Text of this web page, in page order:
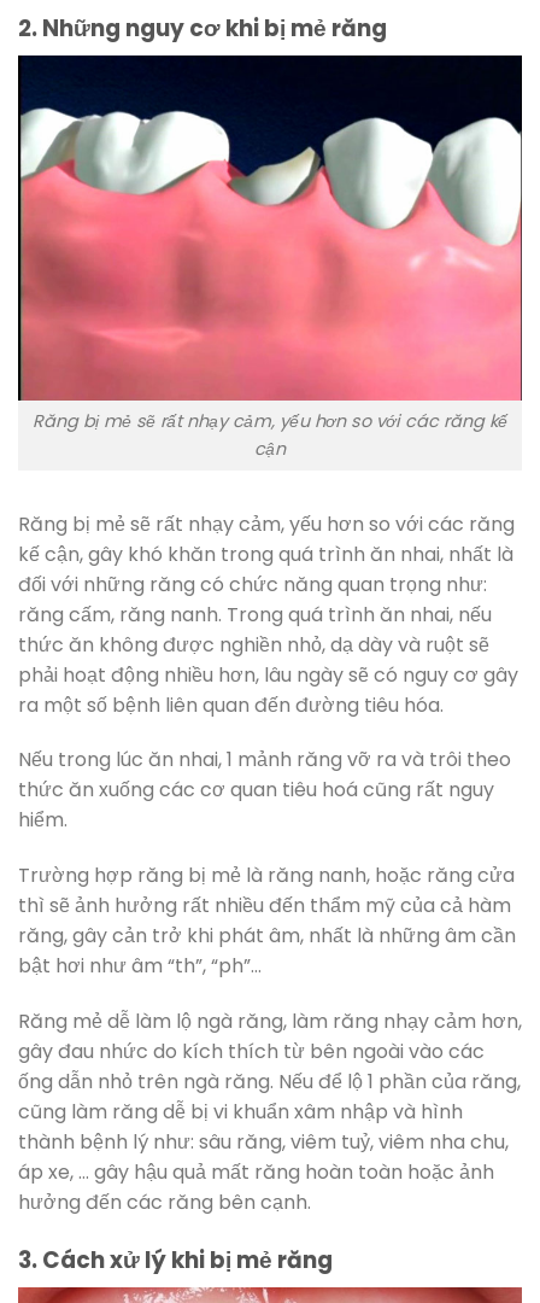
2. Những nguy cơ khi bị mẻ răng
Răng bị mẻ sẽ rất nhạy cảm, yếu hơn so với các răng kế
cận
Răng bị mẻ sẽ rất nhạy cảm, yếu hơn so với các răng
kế cận, gây khó khăn trong quá trình ăn nhai, nhất là
đối với những răng có chức năng quan trọng như:
răng cấm, răng nanh. Trong quá trình ăn nhai, nếu
thức ăn không được nghiền nhỏ, dạ dày và ruột sẽ
phải hoạt động nhiều hơn, lâu ngày sẽ có nguy cơ gây
ra một số bệnh liên quan đến đường tiêu hóa.
Nếu trong lúc ăn nhai, 1 mảnh răng vỡ ra và trôi theo
thức ăn xuống các cơ quan tiêu hoá cũng rất nguy
hiểm.
Trường hợp răng bị mẻ là răng nanh, hoặc răng cửa
thì sẽ ảnh hưởng rất nhiều đến thẩm mỹ của cả hàm
răng, gây cản trở khi phát âm, nhất là những âm cần
bật hơi như âm “th”, “ph”…
Răng mẻ dễ làm lộ ngà răng, làm răng nhạy cảm hơn,
gây đau nhức do kích thích từ bên ngoài vào các
ống dẫn nhỏ trên ngà răng. Nếu để lộ 1 phần của răng,
cũng làm răng dễ bị vi khuẩn xâm nhập và hình
thành bệnh lý như: sâu răng, viêm tuỷ, viêm nha chu,
áp xe, … gây hậu quả mất răng hoàn toàn hoặc ảnh
hưởng đến các răng bên cạnh.
3. Cách xử lý khi bị mẻ răng